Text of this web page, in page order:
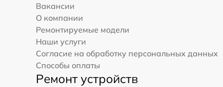
Вакансии
О компании
Ремонтируемые модели
Наши услуги
Согласие на обработку персональных данных
Способы оплаты
Ремонт устройств